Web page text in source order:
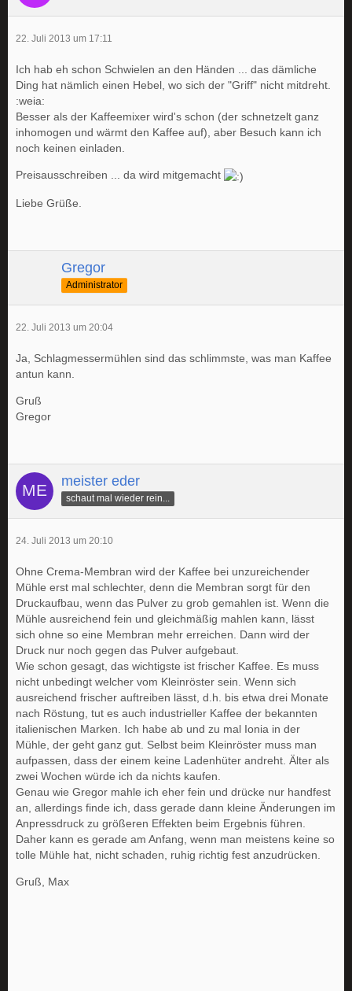
22. Juli 2013 um 17:11
Ich hab eh schon Schwielen an den Händen ... das dämliche
Ding hat nämlich einen Hebel, wo sich der "Griff" nicht mitdreht.
:weia:
Besser als der Kaffeemixer wird's schon (der schnetzelt ganz
inhomogen und wärmt den Kaffee auf), aber Besuch kann ich
noch keinen einladen.
Preisausschreiben ... da wird mitgemacht
Liebe Grüße.
Gregor
Administrator
22. Juli 2013 um 20:04
Ja, Schlagmessermühlen sind das schlimmste, was man Kaffee
antun kann.
Gruß
Gregor
meister eder
schaut mal wieder rein...
24. Juli 2013 um 20:10
Ohne Crema-Membran wird der Kaffee bei unzureichender
Mühle erst mal schlechter, denn die Membran sorgt für den
Druckaufbau, wenn das Pulver zu grob gemahlen ist. Wenn die
Mühle ausreichend fein und gleichmäßig mahlen kann, lässt
sich ohne so eine Membran mehr erreichen. Dann wird der
Druck nur noch gegen das Pulver aufgebaut.
Wie schon gesagt, das wichtigste ist frischer Kaffee. Es muss
nicht unbedingt welcher vom Kleinröster sein. Wenn sich
ausreichend frischer auftreiben lässt, d.h. bis etwa drei Monate
nach Röstung, tut es auch industrieller Kaffee der bekannten
italienischen Marken. Ich habe ab und zu mal Ionia in der
Mühle, der geht ganz gut. Selbst beim Kleinröster muss man
aufpassen, dass der einem keine Ladenhüter andreht. Älter als
zwei Wochen würde ich da nichts kaufen.
Genau wie Gregor mahle ich eher fein und drücke nur handfest
an, allerdings finde ich, dass gerade dann kleine Änderungen im
Anpressdruck zu größeren Effekten beim Ergebnis führen.
Daher kann es gerade am Anfang, wenn man meistens keine so
tolle Mühle hat, nicht schaden, ruhig richtig fest anzudrücken.
Gruß, Max